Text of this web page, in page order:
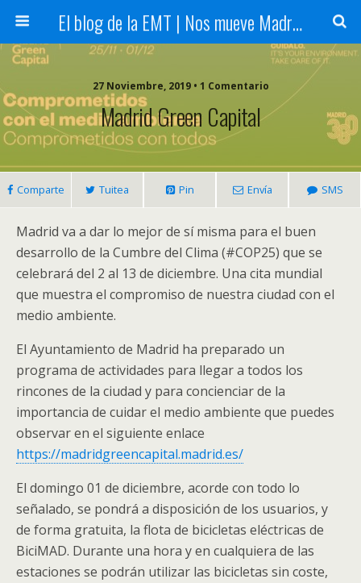
El blog de la EMT | Nos mueve Madrid
27 Noviembre, 2019 • 1 Comentario
Madrid Green Capital
Comparte Tuitea Pin Envía SMS
Madrid va a dar lo mejor de sí misma para el buen
desarrollo de la Cumbre del Clima (#COP25) que se
celebrará del 2 al 13 de diciembre. Una cita mundial
que muestra el compromiso de nuestra ciudad con el
medio ambiente.
El Ayuntamiento de Madrid ha preparado un
programa de actividades para llegar a todos los
rincones de la ciudad y para concienciar de la
importancia de cuidar el medio ambiente que puedes
observar en el siguiente enlace
https://madridgreencapital.madrid.es/
El domingo 01 de diciembre, acorde con todo lo
señalado, se pondrá a disposición de los usuarios, y
de forma gratuita, la flota de bicicletas eléctricas de
BiciMAD. Durante una hora y en cualquiera de las
estaciones se podrán utilizar las bicicletas sin coste,